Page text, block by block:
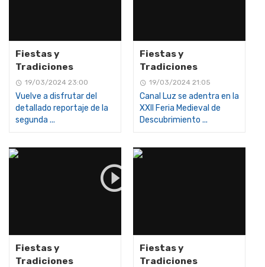
Fiestas y
Tradiciones
19/03/2024 23:00
Vuelve a disfrutar del
detallado reportaje de la
segunda ...
Fiestas y
Tradiciones
19/03/2024 21:05
Canal Luz se adentra en la
XXII Feria Medieval de
Descubrimiento ...
Fiestas y
Tradiciones
Fiestas y
Tradiciones